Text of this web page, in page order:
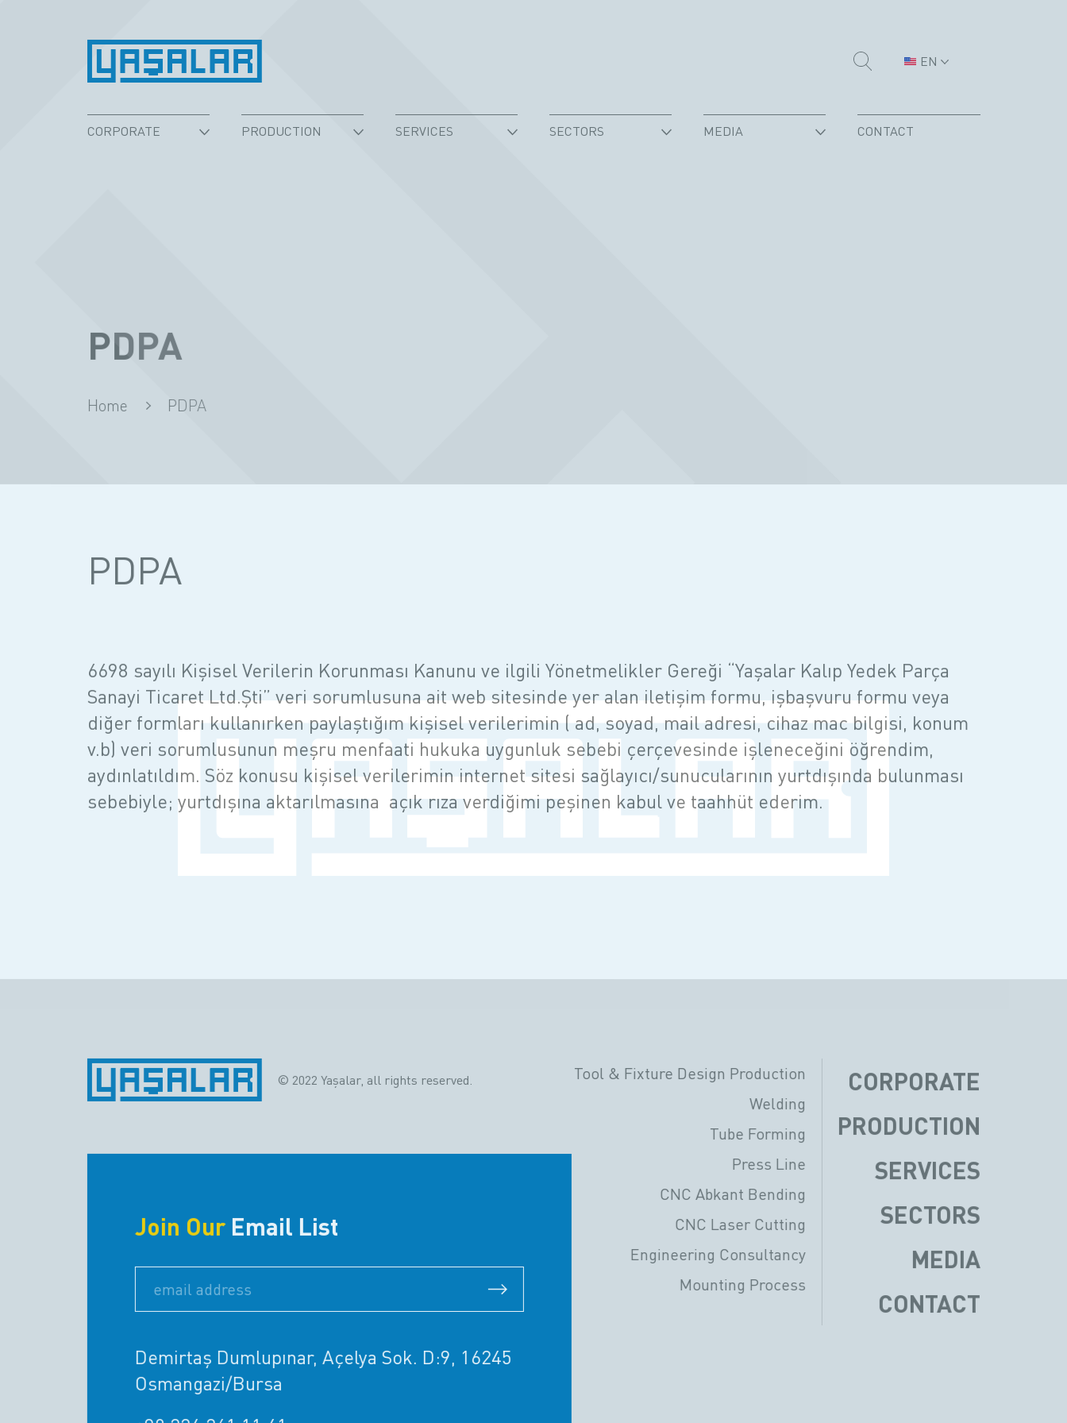
EN
CORPORATE PRODUCTION SERVICES SECTORS MEDIA CONTACT
PDPA
Home PDPA
PDPA
6698 sayılı Kişisel Verilerin Korunması Kanunu ve ilgili Yönetmelikler Gereği “Yaşalar Kalıp Yedek Parça
Sanayi Ticaret Ltd.Şti” veri sorumlusuna ait web sitesinde yer alan iletişim formu, işbaşvuru formu veya
diğer formları kullanırken paylaştığım kişisel verilerimin ( ad, soyad, mail adresi, cihaz mac bilgisi, konum
v.b) veri sorumlusunun meşru menfaati hukuka uygunluk sebebi çerçevesinde işleneceğini öğrendim,
aydınlatıldım. Söz konusu kişisel verilerimin internet sitesi sağlayıcı/sunucularının yurtdışında bulunması
sebebiyle; yurtdışına aktarılmasına açık rıza verdiğimi peşinen kabul ve taahhüt ederim.
© 2022 Yaşalar, all rights reserved. Tool & Fixture Design Production
Welding
Tube Forming
Press Line
CNC Abkant Bending
CNC Laser Cutting
Engineering Consultancy
Mounting Process
CORPORATE
PRODUCTION
SERVICES
SECTORS
MEDIA
CONTACT
Join Our Email List
Demirtaş Dumlupınar, Açelya Sok. D:9, 16245
Osmangazi/Bursa